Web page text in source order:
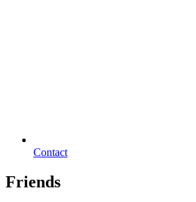
Contact
Friends